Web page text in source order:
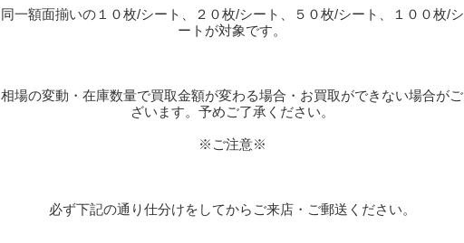
同一額面揃いの１０枚/シート、２０枚/シート、５０枚/シート、１００枚/シ
ートが対象です。
相場の変動・在庫数量で買取金額が変わる場合・お買取ができない場合がご
ざいます。予めご了承ください。
※ご注意※
必ず下記の通り仕分けをしてからご来店・ご郵送ください。